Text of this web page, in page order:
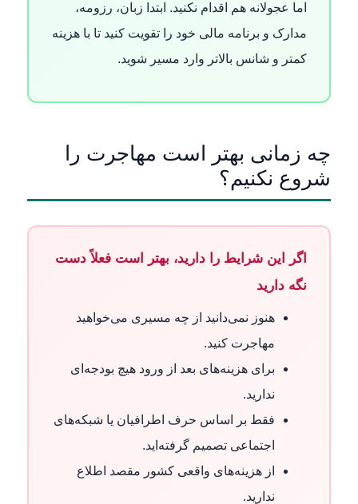
اما عجولانه هم اقدام نکنید. ابتدا زبان، رزومه،
مدارک و برنامه مالی خود را تقویت کنید تا با هزینه
کمتر و شانس بالاتر وارد مسیر شوید.
چه زمانی بهتر است مهاجرت را
شروع نکنیم؟
اگر این شرایط را دارید، بهتر است فعلاً دست
نگه دارید
هنوز نمی‌دانید از چه مسیری می‌خواهید
مهاجرت کنید.
برای هزینه‌های بعد از ورود هیچ بودجه‌ای
ندارید.
فقط بر اساس حرف اطرافیان یا شبکه‌های
اجتماعی تصمیم گرفته‌اید.
از هزینه‌های واقعی کشور مقصد اطلاع
ندارید.